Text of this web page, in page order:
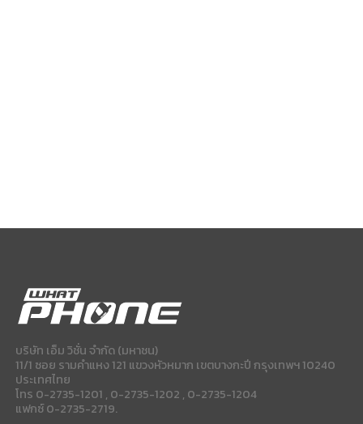
บริษัท เอ็ม วิชั่น จำกัด (มหาชน)
11/1 ซอย รามคำแหง 121 แขวงหัวหมาก เขตบางกะปี กรุงเทพฯ 10240
ประเทศไทย
โทร 0-2735-1201 , 0-2735-1202 , 0-2735-1204
แฟกซ์ 0-2735-2719.